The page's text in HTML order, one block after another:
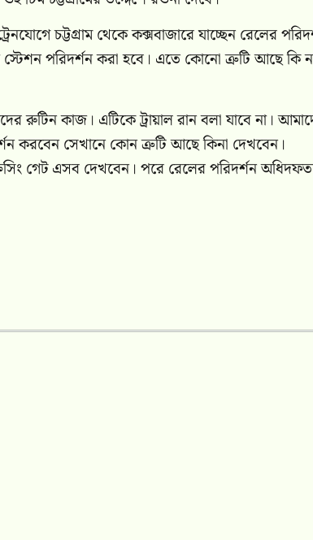
চট্টগ্রাম থেকে কক্সবাজারে যাচ্ছেন রেলের
স্টেশন পরিদর্শন করা হবে। এতে কোনো ত্রুটি আছে কি
রুটিন কাজ। এটিকে ট্রায়াল রান বলা যাবে না।
করবেন সেখানে কোন ত্রুটি আছে কিনা দেখবেন।
ক্রসিং গেট এসব দেখবেন। পরে রেলের পরিদর্শন